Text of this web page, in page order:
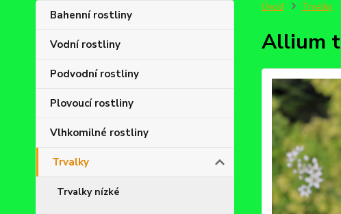
Bahenní rostliny
Vodní rostliny
Podvodní rostliny
Plovoucí rostliny
Vlhkomilné rostliny
Trvalky
Trvalky nízké
Úvod Trvalky
Allium